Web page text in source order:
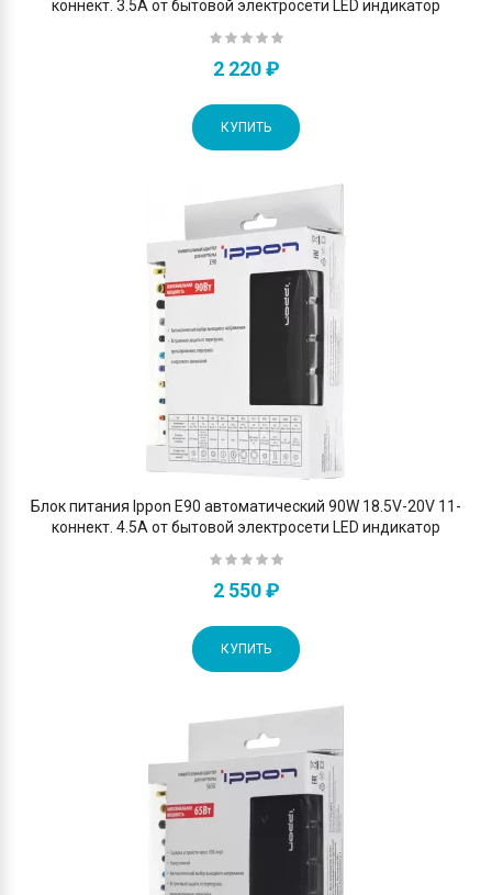
коннект. 3.5A от бытовой электросети LED индикатор
2 220 ₽
КУПИТЬ
Блок питания Ippon E90 автоматический 90W 18.5V-20V 11-
коннект. 4.5A от бытовой электросети LED индикатор
2 550 ₽
КУПИТЬ